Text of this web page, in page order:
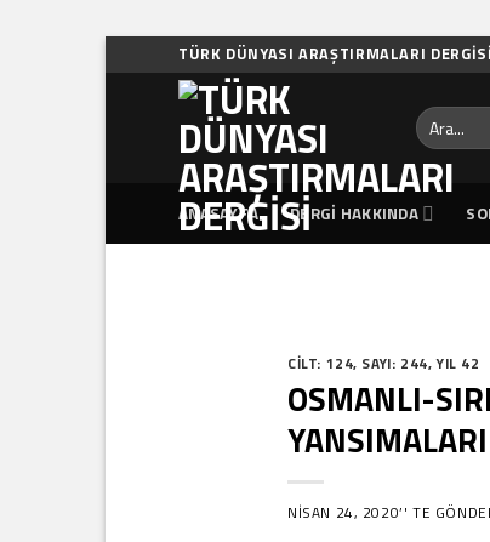
to
TÜRK DÜNYASI ARAŞTIRMALARI DERGISI
Ara:
ANASAYFA DERGI HAKKINDA
CILT: 124, SAYI: 244,YIL 42
OSMANLI-
NISAN 24, 2020’' TE